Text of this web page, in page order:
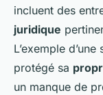
incluent des
juridique
L’exemple
protégé sa
un manque de